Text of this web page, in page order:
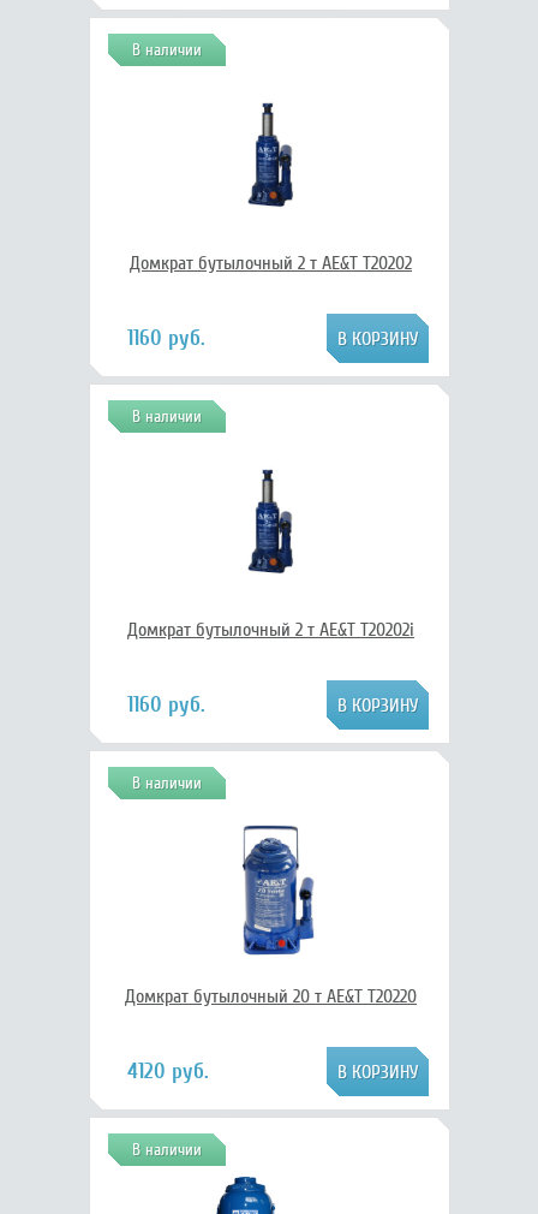
В наличии
Домкрат бутылочный 2 т AE&T T20202
1160 руб.
В наличии
Домкрат бутылочный 2 т AE&T T20202i
1160 руб.
В наличии
Домкрат бутылочный 20 т AE&T T20220
4120 руб.
В наличии